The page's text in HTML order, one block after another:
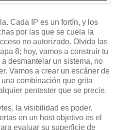
Cada IP es un fortín, y los
por las que se cuela la
no autorizado. Olvida las
8; hoy, vamos a construir tu
desmantelar un sistema, no
Vamos a crear un escáner de
combinación que grita
pentester que se precie.
la visibilidad es poder.
en un host objetivo es el
evaluar su superficie de